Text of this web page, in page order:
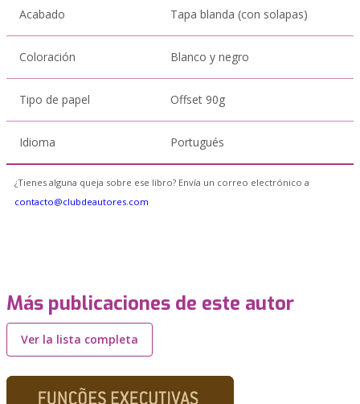
Acabado Tapa blanda (con solapas)
Coloración Blanco y negro
Tipo de papel Offset 90g
Idioma Portugués
¿Tienes alguna queja sobre ese libro? Envía un correo electrónico a
contacto@clubdeautores.com
Más publicaciones de este autor
Ver la lista completa